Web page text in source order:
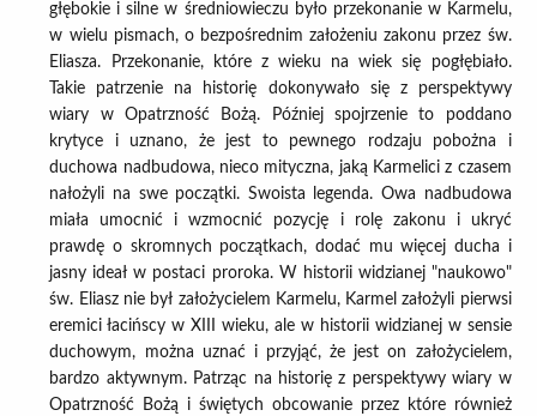
głębokie i silne w średniowieczu było przekonanie w Karmelu,
w wielu pismach, o bezpośrednim założeniu zakonu przez św.
Eliasza. Przekonanie, które z wieku na wiek się pogłębiało.
Takie patrzenie na historię dokonywało się z perspektywy
wiary w Opatrzność Bożą. Później spojrzenie to poddano
krytyce i uznano, że jest to pewnego rodzaju pobożna i
duchowa nadbudowa, nieco mityczna, jaką Karmelici z czasem
nałożyli na swe początki. Swoista legenda. Owa nadbudowa
miała umocnić i wzmocnić pozycję i rolę zakonu i ukryć
prawdę o skromnych początkach, dodać mu więcej ducha i
jasny ideał w postaci proroka. W historii widzianej "naukowo"
św. Eliasz nie był założycielem Karmelu, Karmel założyli pierwsi
eremici łacińscy w XIII wieku, ale w historii widzianej w sensie
duchowym, można uznać i przyjąć, że jest on założycielem,
bardzo aktywnym. Patrząc na historię z perspektywy wiary w
Opatrzność Bożą i świętych obcowanie przez które również